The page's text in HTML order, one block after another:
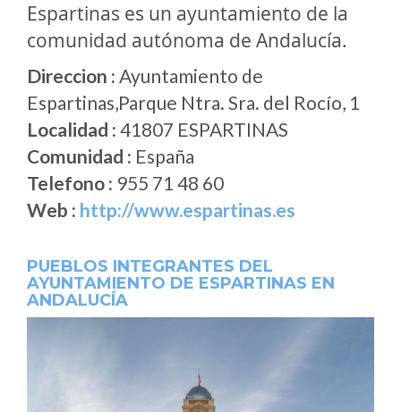
Espartinas es un ayuntamiento de la
comunidad autónoma de Andalucía.
Direccion : Ayuntamiento de
Espartinas,Parque Ntra. Sra. del Rocío, 1
Localidad : 41807 ESPARTINAS
Comunidad : España
Telefono : 955 71 48 60
Web : http://www.espartinas.es
PUEBLOS INTEGRANTES DEL
AYUNTAMIENTO DE ESPARTINAS EN
ANDALUCÍA